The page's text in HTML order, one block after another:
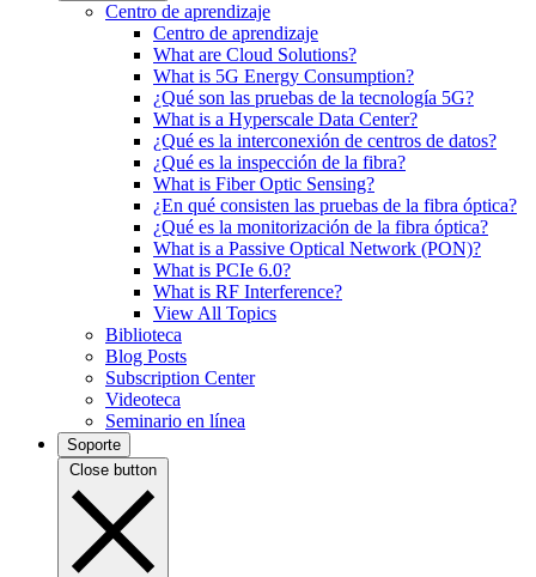
Centro de aprendizaje
Centro de aprendizaje
What are Cloud Solutions?
What is 5G Energy Consumption?
¿Qué son las pruebas de la tecnología 5G?
What is a Hyperscale Data Center?
¿Qué es la interconexión de centros de datos?
¿Qué es la inspección de la fibra?
What is Fiber Optic Sensing?
¿En qué consisten las pruebas de la fibra óptica?
¿Qué es la monitorización de la fibra óptica?
What is a Passive Optical Network (PON)?
What is PCIe 6.0?
What is RF Interference?
View All Topics
Biblioteca
Blog Posts
Subscription Center
Videoteca
Seminario en línea
Soporte
Close button